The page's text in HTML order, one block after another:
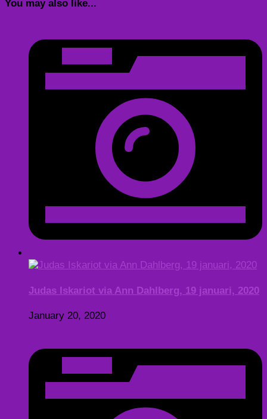
You may also like...
Judas Iskariot via Ann Dahlberg, 19 januari, 2020
January 20, 2020